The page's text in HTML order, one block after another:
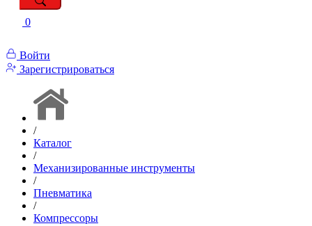
0
Войти
Зарегистрироваться
/
Каталог
/
Механизированные инструменты
/
Пневматика
/
Компрессоры